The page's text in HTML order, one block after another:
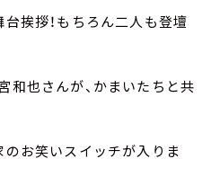
挨拶！もちろん二人も登壇
和也さんが、かまいたちと共
のお笑いスイッチが入りま